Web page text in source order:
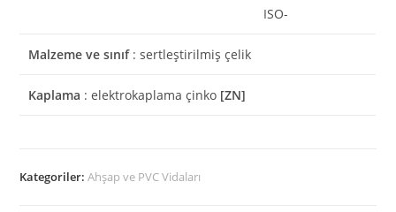
ISO-
Malzeme ve sınıf: sertleştirilmiş çelik
Kaplama : elektrokaplama çinko [ZN]
Kategoriler:Ahşap ve PVC Vidaları